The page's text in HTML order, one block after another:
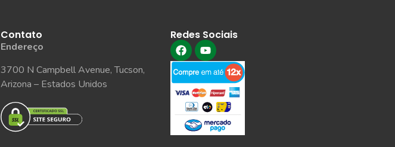
Contato
Endereço
3700 N Campbell Avenue, Tucson,
Arizona – Estados Unidos
Redes Sociais